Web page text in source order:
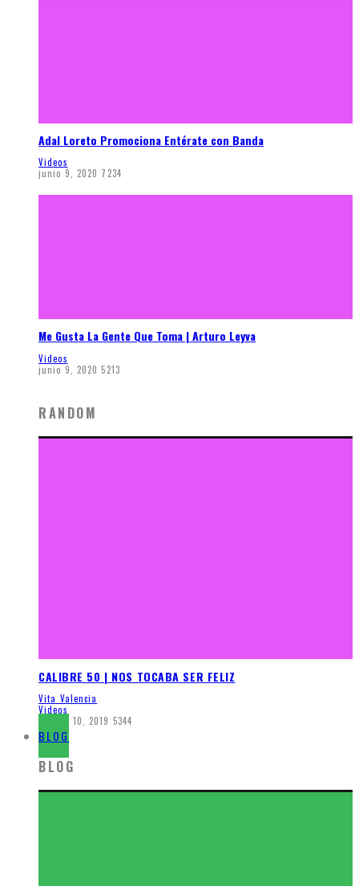
Adal Loreto Promociona Entérate con Banda
Videos
junio 9, 2020 7234
Me Gusta La Gente Que Toma | Arturo Leyva
Videos
junio 9, 2020 5213
RANDOM
CALIBRE 50 | NOS TOCABA SER FELIZ
Vita Valencia
Videos
febrero 10, 2019 5344
BLOG
BLOG